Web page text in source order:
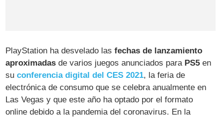
PlayStation ha desvelado lasfechas de lanzamiento
aproximadas de varios juegos anunciados para PS5 en
suconferencia digital del CES 2021, la feria de
electrónica de consumo que se celebra anualmente en
Las Vegas y que este año ha optado por el formato
online debido a la pandemia del coronavirus. En la